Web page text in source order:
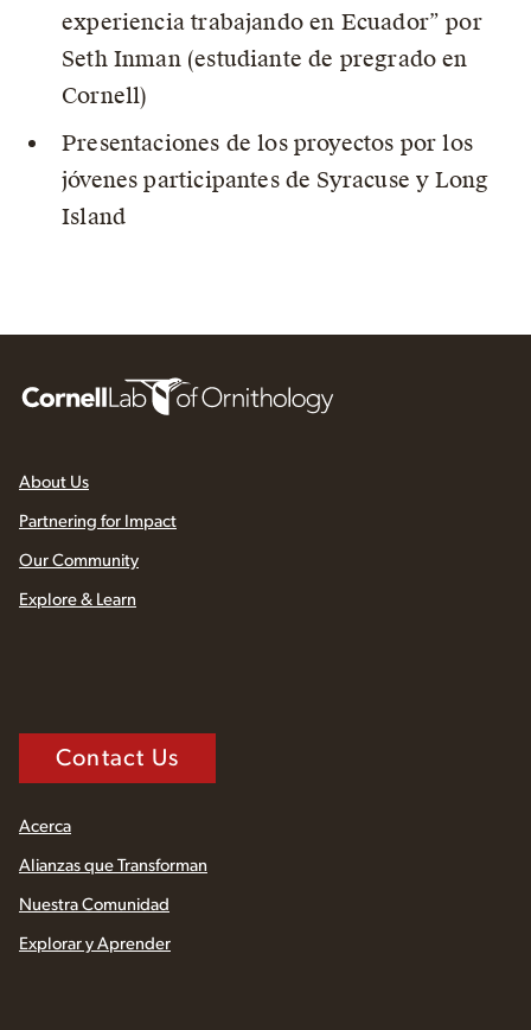
experiencia trabajando en Ecuador” por
Seth Inman (estudiante de pregrado en
Cornell)
Presentaciones de los proyectos por los
jóvenes participantes de Syracuse y Long
Island
About Us
Partnering for Impact
Our Community
Explore & Learn
Contact Us
Acerca
Alianzas que Transforman
Nuestra Comunidad
Explorar y Aprender